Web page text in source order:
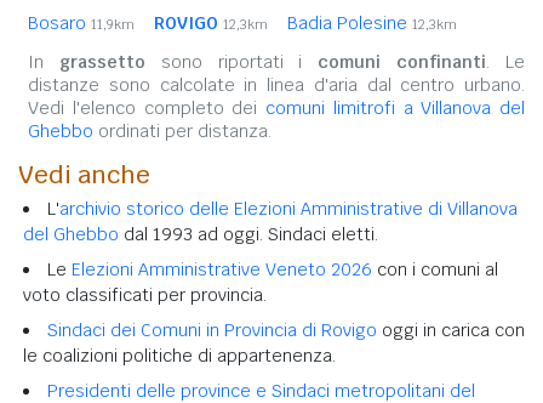
Bosaro 11,9km ROVIGO 12,3km Badia Polesine 12,3km
In grassetto sono riportati i comuni confinanti. Le
distanze sono calcolate in linea d'aria dal centro urbano.
Vedi l'elenco completo dei comuni limitrofi a Villanova del
Ghebbo ordinati per distanza.
Vedi anche
L'archivio storico delle Elezioni Amministrative di Villanova
del Ghebbo dal 1993 ad oggi. Sindaci eletti.
Le Elezioni Amministrative Veneto 2026 con i comuni al
voto classificati per provincia.
Sindaci dei Comuni in Provincia di Rovigo oggi in carica con
le coalizioni politiche di appartenenza.
Presidenti delle province e Sindaci metropolitani del